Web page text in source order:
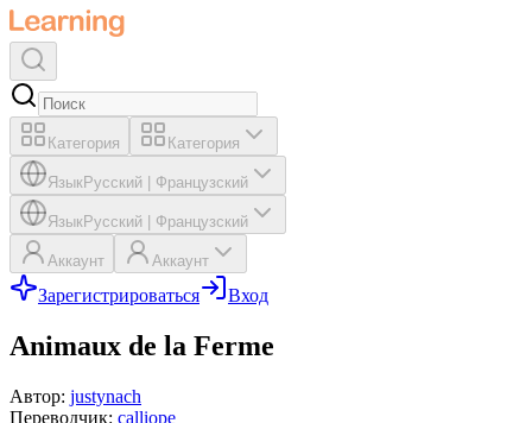
Категория Категория
ЯзыкРусский Французский
ЯзыкРусский Французский
Аккаунт Аккаунт
Зарегистрироваться Вход
Animaux de la Ferme
Автор: justynach
Переводчик: calliope